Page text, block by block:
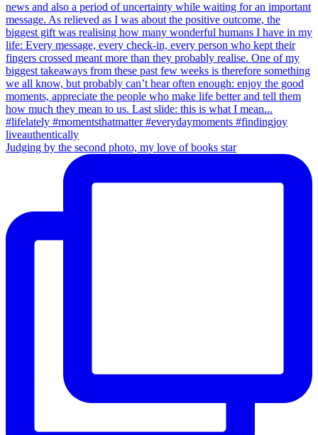
Judging by the second photo, my love of books star